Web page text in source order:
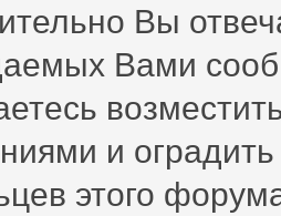
Вы
Вами
и оградить
этого